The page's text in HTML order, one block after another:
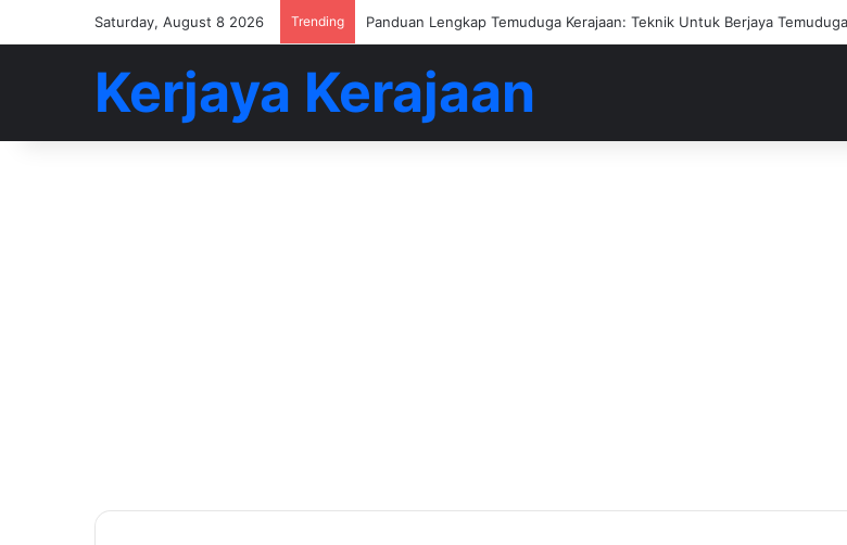
Saturday, August 8 2026 Trending Buat 5-6 Angka Dengan Jadi Ejen Hartanah
Kerjaya Kerajaan